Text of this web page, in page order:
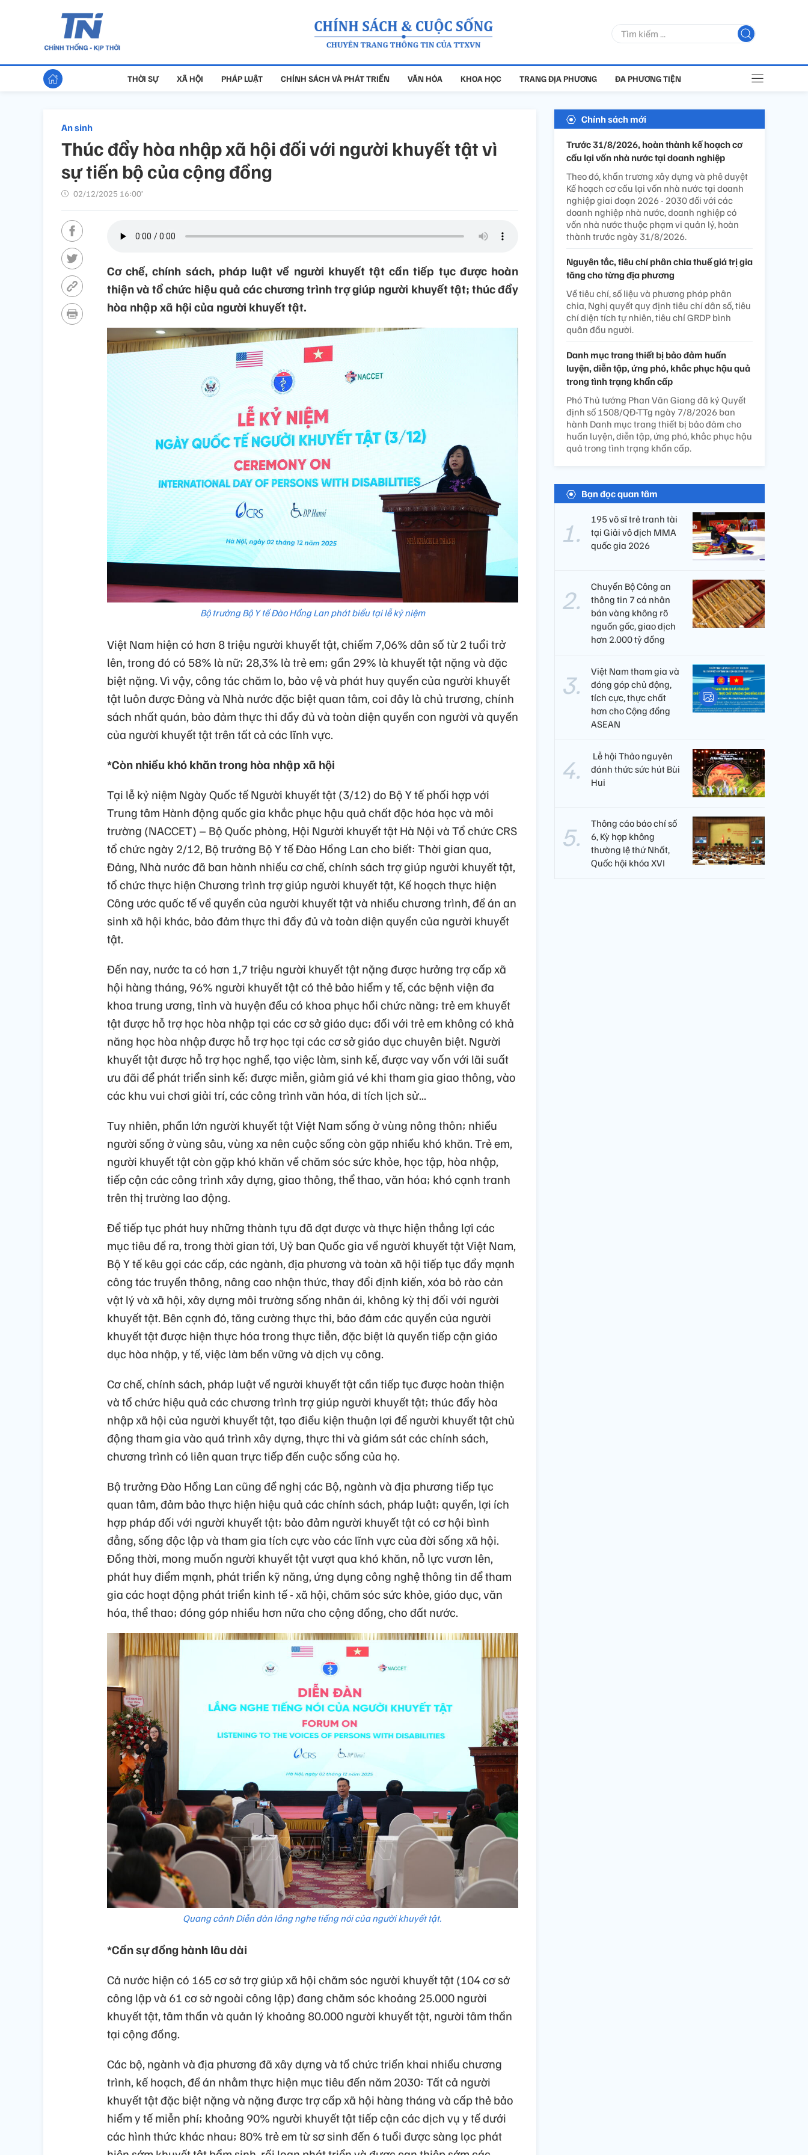
THỜI SỰ XÃ HỘI PHÁP LUẬT CHÍNH SÁCH VÀ PHÁT TRIỂN VĂN HÓA KHOA HỌC TRANG ĐỊA PHƯƠNG ĐA PHƯƠNG TIỆN
An sinh
Thúc đẩy hòa nhập xã hội đối với người khuyết tật vì
sự tiến bộ của cộng đồng
02/12/2025 16:00’
Cơ chế, chính sách, pháp luật về người khuyết tật cần tiếp tục được hoàn
thiện và tổ chức hiệu quả các chương trình trợ giúp người khuyết tật; thúc đẩy
hòa nhập xã hội của người khuyết tật.
Bộ trưởng Bộ Y tế Đào Hồng Lan phát biểu tại lễ kỷ niệm
Việt Nam hiện có hơn 8 triệu người khuyết tật, chiếm 7,06% dân số từ 2 tuổi trở
lên, trong đó có 58% là nữ; 28,3% là trẻ em; gần 29% là khuyết tật nặng và đặc
biệt nặng. Vì vậy, công tác chăm lo, bảo vệ và phát huy quyền của người khuyết
tật luôn được Đảng và Nhà nước đặc biệt quan tâm, coi đây là chủ trương, chính
sách nhất quán, bảo đảm thực thi đầy đủ và toàn diện quyền con người và quyền
của người khuyết tật trên tất cả các lĩnh vực.
*Còn nhiều khó khăn trong hòa nhập xã hội
Tại lễ kỷ niệm Ngày Quốc tế Người khuyết tật (3/12) do Bộ Y tế phối hợp với
Trung tâm Hành động quốc gia khắc phục hậu quả chất độc hóa học và môi
trường (NACCET) – Bộ Quốc phòng, Hội Người khuyết tật Hà Nội và Tổ chức CRS
tổ chức ngày 2/12, Bộ trưởng Bộ Y tế Đào Hồng Lan cho biết: Thời gian qua,
Đảng, Nhà nước đã ban hành nhiều cơ chế, chính sách trợ giúp người khuyết tật,
tổ chức thực hiện Chương trình trợ giúp người khuyết tật, Kế hoạch thực hiện
Công ước quốc tế về quyền của người khuyết tật và nhiều chương trình, đề án an
sinh xã hội khác, bảo đảm thực thi đầy đủ và toàn diện quyền của người khuyết
tật.
Đến nay, nước ta có hơn 1,7 triệu người khuyết tật nặng được hưởng trợ cấp xã
hội hàng tháng, 96% người khuyết tật có thẻ bảo hiểm y tế, các bệnh viện đa
khoa trung ương, tỉnh và huyện đều có khoa phục hồi chức năng; trẻ em khuyết
tật được hỗ trợ học hòa nhập tại các cơ sở giáo dục; đối với trẻ em không có khả
năng học hòa nhập được hỗ trợ học tại các cơ sở giáo dục chuyên biệt. Người
khuyết tật được hỗ trợ học nghề, tạo việc làm, sinh kế, được vay vốn với lãi suất
ưu đãi để phát triển sinh kế; được miễn, giảm giá vé khi tham gia giao thông, vào
các khu vui chơi giải trí, các công trình văn hóa, di tích lịch sử...
Tuy nhiên, phần lớn người khuyết tật Việt Nam sống ở vùng nông thôn; nhiều
người sống ở vùng sâu, vùng xa nên cuộc sống còn gặp nhiều khó khăn. Trẻ em,
người khuyết tật còn gặp khó khăn về chăm sóc sức khỏe, học tập, hòa nhập,
tiếp cận các công trình xây dựng, giao thông, thể thao, văn hóa; khó cạnh tranh
trên thị trường lao động.
Để tiếp tục phát huy những thành tựu đã đạt được và thực hiện thắng lợi các
mục tiêu đề ra, trong thời gian tới, Uỷ ban Quốc gia về người khuyết tật Việt Nam,
Bộ Y tế kêu gọi các cấp, các ngành, địa phương và toàn xã hội tiếp tục đẩy mạnh
công tác truyền thông, nâng cao nhận thức, thay đổi định kiến, xóa bỏ rào cản
vật lý và xã hội, xây dựng môi trường sống nhân ái, không kỳ thị đối với người
khuyết tật. Bên cạnh đó, tăng cường thực thi, bảo đảm các quyền của người
khuyết tật được hiện thực hóa trong thực tiễn, đặc biệt là quyền tiếp cận giáo
dục hòa nhập, y tế, việc làm bền vững và dịch vụ công.
Cơ chế, chính sách, pháp luật về người khuyết tật cần tiếp tục được hoàn thiện
và tổ chức hiệu quả các chương trình trợ giúp người khuyết tật; thúc đẩy hòa
nhập xã hội của người khuyết tật, tạo điều kiện thuận lợi để người khuyết tật chủ
động tham gia vào quá trình xây dựng, thực thi và giám sát các chính sách,
chương trình có liên quan trực tiếp đến cuộc sống của họ.
Bộ trưởng Đào Hồng Lan cũng đề nghị các Bộ, ngành và địa phương tiếp tục
quan tâm, đảm bảo thực hiện hiệu quả các chính sách, pháp luật; quyền, lợi ích
hợp pháp đối với người khuyết tật; bảo đảm người khuyết tật có cơ hội bình
đẳng, sống độc lập và tham gia tích cực vào các lĩnh vực của đời sống xã hội.
Đồng thời, mong muốn người khuyết tật vượt qua khó khăn, nỗ lực vươn lên,
phát huy điểm mạnh, phát triển kỹ năng, ứng dụng công nghệ thông tin để tham
gia các hoạt động phát triển kinh tế - xã hội, chăm sóc sức khỏe, giáo dục, văn
hóa, thể thao; đóng góp nhiều hơn nữa cho cộng đồng, cho đất nước.
Quang cảnh Diễn đàn lắng nghe tiếng nói của người khuyết tật.
*Cần sự đồng hành lâu dài
Cả nước hiện có 165 cơ sở trợ giúp xã hội chăm sóc người khuyết tật (104 cơ sở
công lập và 61 cơ sở ngoài công lập) đang chăm sóc khoảng 25.000 người
khuyết tật, tâm thần và quản lý khoảng 80.000 người khuyết tật, người tâm thần
tại cộng đồng.
Các bộ, ngành và địa phương đã xây dựng và tổ chức triển khai nhiều chương
trình, kế hoạch, đề án nhằm thực hiện mục tiêu đến năm 2030: Tất cả người
khuyết tật đặc biệt nặng và nặng được trợ cấp xã hội hàng tháng và cấp thẻ bảo
hiểm y tế miễn phí; khoảng 90% người khuyết tật tiếp cận các dịch vụ y tế dưới
các hình thức khác nhau; 80% trẻ em từ sơ sinh đến 6 tuổi được sàng lọc phát
Chính sách mới
Trước 31/8/2026, hoàn thành kế hoạch cơ
cấu lại vốn nhà nước tại doanh nghiệp
Theo đó, khẩn trương xây dựng và phê duyệt
Kế hoạch cơ cấu lại vốn nhà nước tại doanh
nghiệp giai đoạn 2026 - 2030 đối với các
doanh nghiệp nhà nước, doanh nghiệp có
vốn nhà nước thuộc phạm vi quản lý, hoàn
thành trước ngày 31/8/2026.
Nguyên tắc, tiêu chí phân chia thuế giá trị gia
tăng cho từng địa phương
Về tiêu chí, số liệu và phương pháp phân
chia, Nghị quyết quy định tiêu chí dân số, tiêu
chí diện tích tự nhiên, tiêu chí GRDP bình
quân đầu người.
Danh mục trang thiết bị bảo đảm huấn
luyện, diễn tập, ứng phó, khắc phục hậu quả
trong tình trạng khẩn cấp
Phó Thủ tướng Phan Văn Giang đã ký Quyết
định số 1508/QĐ-TTg ngày 7/8/2026 ban
hành Danh mục trang thiết bị bảo đảm cho
huấn luyện, diễn tập, ứng phó, khắc phục hậu
quả trong tình trạng khẩn cấp.
Bạn đọc quan tâm
195 võ sĩ trẻ tranh tài
tại Giải vô địch MMA
quốc gia 2026
Chuyển Bộ Công an
thông tin 7 cá nhân
bán vàng không rõ
nguồn gốc, giao dịch
hơn 2.000 tỷ đồng
Việt Nam tham gia và
đóng góp chủ động,
tích cực, thực chất
hơn cho Cộng đồng
ASEAN
​ Lễ hội Thảo nguyên
đánh thức sức hút Bùi
Hui
Thông cáo báo chí số
6, Kỳ họp không
thường lệ thứ Nhất,
Quốc hội khóa XVI